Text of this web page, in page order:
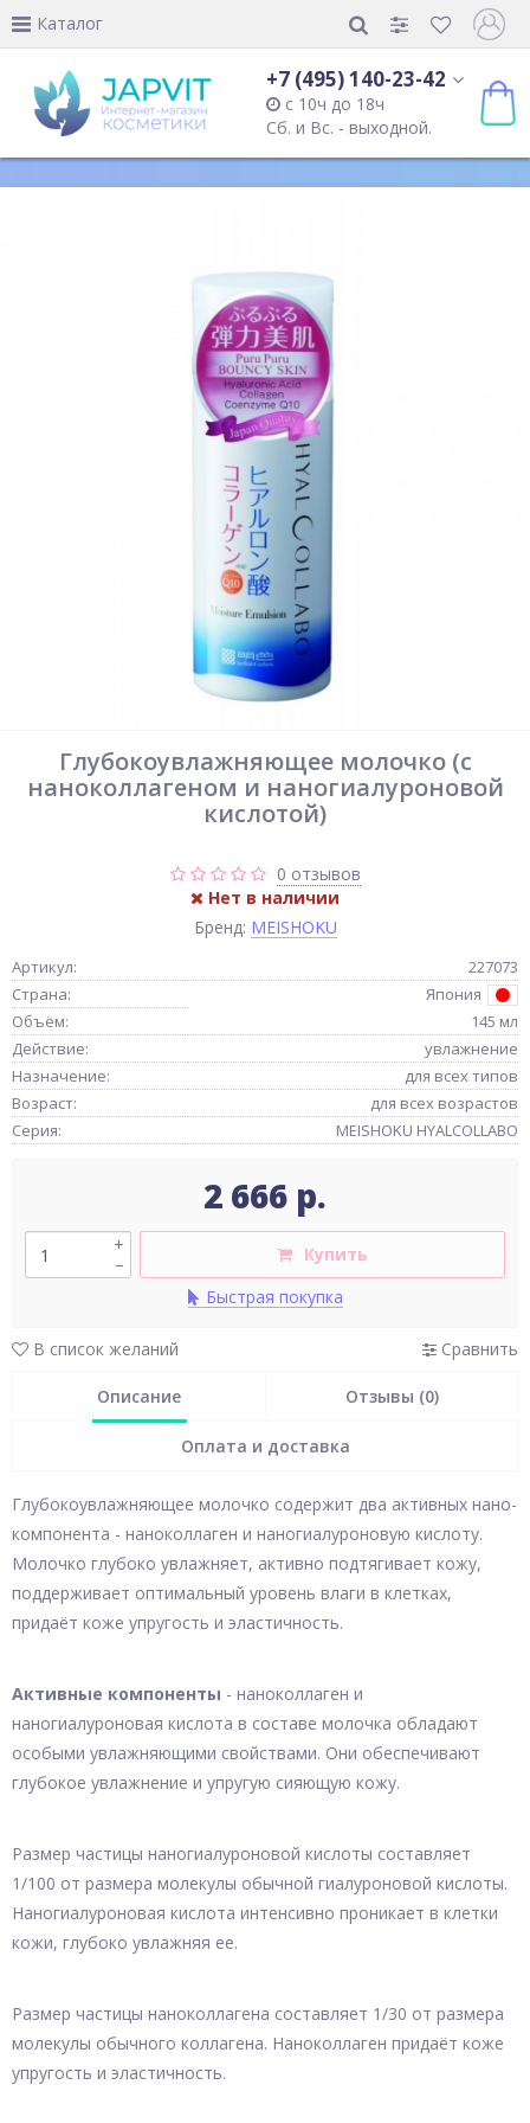
Каталог
+7 (495) 140-23-42
с 10ч до 18ч
Сб. и Вс. - выходной.
Глубокоувлажняющее молочко (с
наноколлагеном и наногиалуроновой
кислотой)
0 отзывов
Нет в наличии
Бренд: MEISHOKU
Артикул:
227073
Страна:
Япония
Объём:
145 мл
Действие:
увлажнение
Назначение:
для всех типов
Возраст:
для всех возрастов
Серия:
MEISHOKU HYALCOLLABO
2 666 р.
–
+
Купить
Быстрая покупка
В список желаний Сравнить
Описание Отзывы (0)
Оплата и доставка
Глубокоувлажняющее молочко содержит два активных нано-
компонента - наноколлаген и наногиалуроновую кислоту.
Молочко глубоко увлажняет, активно подтягивает кожу,
поддерживает оптимальный уровень влаги в клетках,
придаёт коже упругость и эластичность.
Активные компоненты - наноколлаген и
наногиалуроновая кислота в составе молочка обладают
особыми увлажняющими свойствами. Они обеспечивают
глубокое увлажнение и упругую сияющую кожу.
Размер частицы наногиалуроновой кислоты составляет
1/100 от размера молекулы обычной гиалуроновой кислоты.
Наногиалуроновая кислота интенсивно проникает в клетки
кожи, глубоко увлажняя ее.
Размер частицы наноколлагена составляет 1/30 от размера
молекулы обычного коллагена. Наноколлаген придаёт коже
упругость и эластичность.